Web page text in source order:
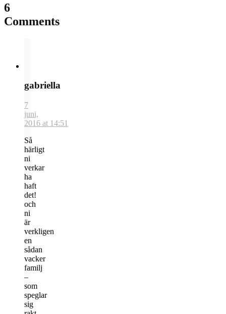
6
Comments
gabriella
7
juni,
2016 at 14:51
Så
härligt
ni
verkar
ha
haft
det!
och
ni
är
verkligen
en
sådan
vacker
familj
–
som
speglar
sig